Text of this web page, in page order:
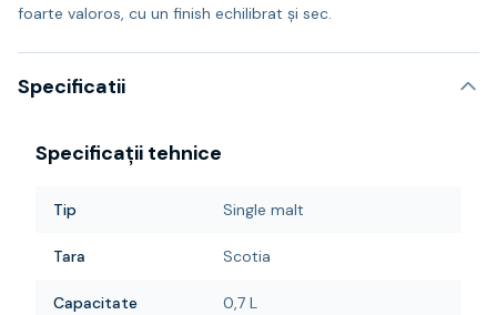
foarte valoros, cu un finish echilibrat şi sec.
Specificatii
Specificații tehnice
Tip Single malt
Tara Scotia
Capacitate 0,7 L